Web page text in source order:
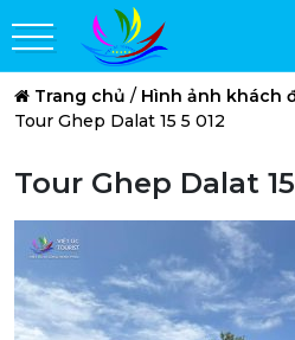
Trang chủ / Hình ảnh khách
Tour Ghep Dalat 15 5 012
Tour Ghep Dalat